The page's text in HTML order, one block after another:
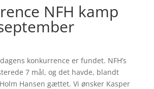
NFH kamp
konkurrence er fundet. NFH’s
7 mål, og det havde, blandt
Hansen gættet. Vi ønsker Kasper